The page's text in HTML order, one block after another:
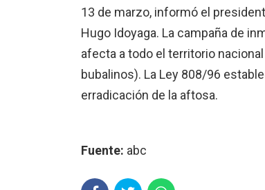
13 de marzo, informó el
Hugo Idoyaga. La campaña de
afecta a todo el territorio
bubalinos). La Ley 808/96
erradicación de la aftosa.
Fuente: abc